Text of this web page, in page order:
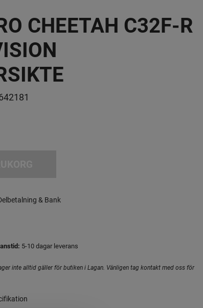
CHEETAH C32F-R
& Bank
5-10 dagar leverans
inte alltid gäller för butiken i Lagan. Vänligen tag kontakt med oss för